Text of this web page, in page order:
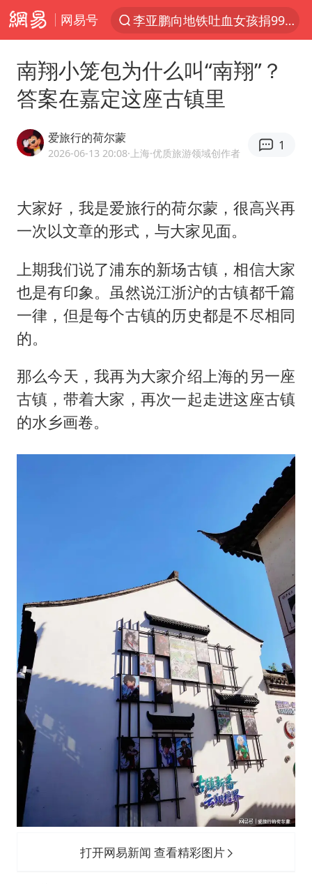
网易号
李亚鹏向地铁吐血女孩捐99999元
周杰伦方辟谣“私生子”传闻
逃犯看演唱会 刚出地铁就被逮住
因凡蒂诺首次公开道歉
人贩子“梅姨”真实姓名曝光
谷歌首席科学家Jeff Dean离职创业
“银行午休1.5小时”留个窗口行不行
蜜雪冰城员工抽烟收银 门店现已停业
陕西柞水遭遇暴雨五千余户群众转移
13岁少年白天写作业晚上夜市炒粉
总书记关心百姓身边这些民生大事
南翔小笼包为什么叫“南翔”？
答案在嘉定这座古镇里
爱旅行的荷尔蒙
2026-06-13 20:08·上海·优质旅游领域创作者
1
大家好，我是爱旅行的荷尔蒙，很高兴再
一次以文章的形式，与大家见面。
上期我们说了浦东的新场古镇，相信大家
也是有印象。虽然说江浙沪的古镇都千篇
一律，但是每个古镇的历史都是不尽相同
的。
那么今天，我再为大家介绍上海的另一座
古镇，带着大家，再次一起走进这座古镇
的水乡画卷。
打开网易新闻 查看精彩图片